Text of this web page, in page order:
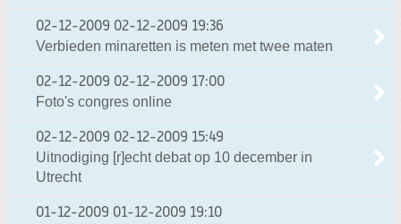
02-12-2009 02-12-2009 19:36
Verbieden minaretten is meten met twee maten
02-12-2009 02-12-2009 17:00
Foto's congres online
02-12-2009 02-12-2009 15:49
Uitnodiging [r]echt debat op 10 december in
Utrecht
01-12-2009 01-12-2009 19:10